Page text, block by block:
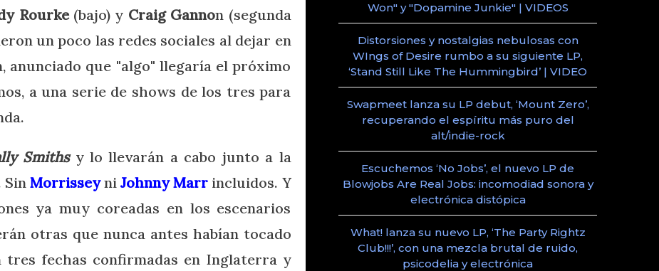
Rourke(bajo) y Craig Gannon (segunda
un poco las redes sociales al dejar en
anunciado que "algo" llegaría el próximo
a una serie de shows de los tres para
Smithsy lo llevarán a cabo junto a la
SinMorrisseyniJohnny Marr incluidos. Y
ya muy coreadas en los escenarios
otras que nunca antes habían tocado
tres fechas confirmadas en Inglaterra y
Won" y "Dopamine Junkie" | VIDEOS
Distorsiones y nostalgias nebulosas con
WIngs of Desire rumbo a su siguiente LP,
‘Stand Still Like The Hummingbird’ | VIDEO
Swapmeet lanza su LP debut, ‘Mount Zero’,
recuperando el espíritu más puro del
alt/indie-rock
Escuchemos ‘No Jobs’, el nuevo LP de
Blowjobs Are Real Jobs: incomodiad sonora y
electrónica distópica
What! lanza su nuevo LP, ‘The Party Rightz
Club!!!’, con una mezcla brutal de ruido,
psicodelia y electrónica